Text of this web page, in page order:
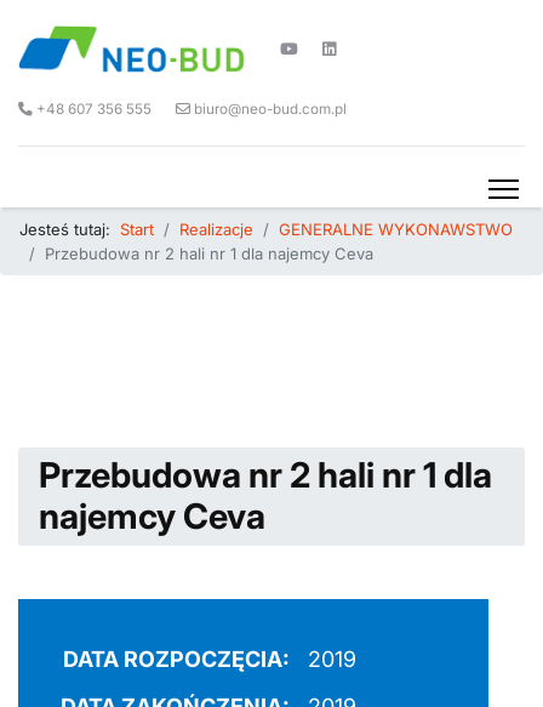
+48 607 356 555 biuro@neo-bud.com.pl
Jesteś tutaj: Start Realizacje
GENERALNE WYKONAWSTWO
Przebudowa nr 2 hali nr 1 dla najemcy Ceva
Przebudowa nr 2 hali nr 1 dla
najemcy Ceva
DATA ROZPOCZĘCIA:
2019